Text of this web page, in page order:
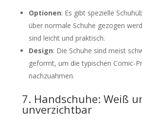
Optionen: Es gibt spezielle
über normale Schuhe gezogen
sind leicht und praktisch.
Design: Die Schuhe sind meist
geformt, um die typischen Comic-
nachzuahmen.
7. Handschuhe: Weiß
unverzichtbar